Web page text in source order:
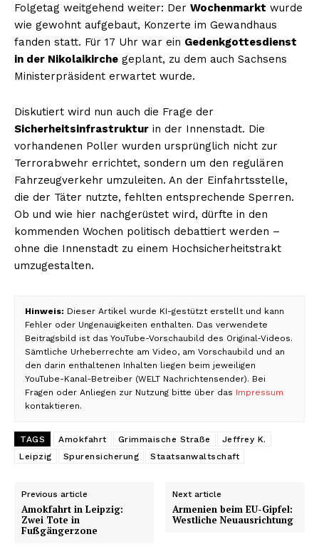
Folgetag weitgehend weiter: Der Wochenmarkt wurde
wie gewohnt aufgebaut, Konzerte im Gewandhaus
fanden statt. Für 17 Uhr war ein Gedenkgottesdienst
in der Nikolaikirche geplant, zu dem auch Sachsens
Ministerpräsident erwartet wurde.
Diskutiert wird nun auch die Frage der
Sicherheitsinfrastruktur in der Innenstadt. Die
vorhandenen Poller wurden ursprünglich nicht zur
Terrorabwehr errichtet, sondern um den regulären
Fahrzeugverkehr umzuleiten. An der Einfahrtsstelle,
die der Täter nutzte, fehlten entsprechende Sperren.
Ob und wie hier nachgerüstet wird, dürfte in den
kommenden Wochen politisch debattiert werden –
ohne die Innenstadt zu einem Hochsicherheitstrakt
umzugestalten.
Hinweis: Dieser Artikel wurde KI-gestützt erstellt und kann
Fehler oder Ungenauigkeiten enthalten. Das verwendete
Beitragsbild ist das YouTube-Vorschaubild des Original-Videos.
Sämtliche Urheberrechte am Video, am Vorschaubild und an
den darin enthaltenen Inhalten liegen beim jeweiligen
YouTube-Kanal-Betreiber (WELT Nachrichtensender). Bei
Fragen oder Anliegen zur Nutzung bitte über das Impressum
kontaktieren.
TAGS Amokfahrt Grimmaische Straße
Jeffrey K.
Leipzig
Spurensicherung Staatsanwaltschaft
Previous article
Amokfahrt in Leipzig:
Zwei Tote in
Fußgängerzone
Next article
Armenien beim EU-Gipfel:
Westliche Neuausrichtung